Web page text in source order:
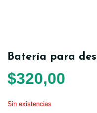
Batería para
$320,00
Sin existencias